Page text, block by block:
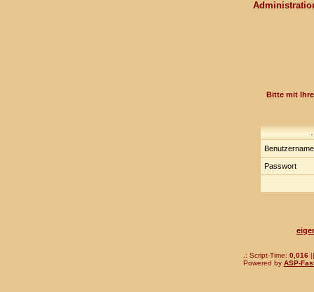
Bitte mit
Passwort
.: Script-Time: 0,016||
Powered by ASP-